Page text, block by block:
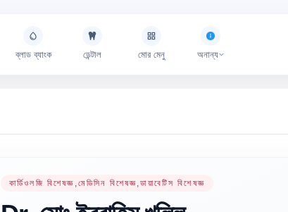
ব্লাড ব্যাংক ডেন্টাল মোর মেনু অনান্য
কার্ডিওলজি বিশেষজ্ঞ,মেডিসিন বিশেষজ্ঞ,ডায়াবেটিস বিশেষজ্ঞ